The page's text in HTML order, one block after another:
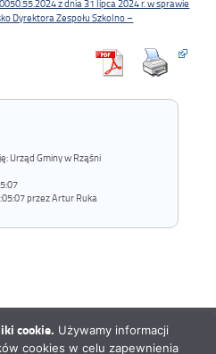
z dnia 31 lipca 2024 r. w sprawie
Dyrektora Zespołu Szkolno –
Urząd Gminy w Rząśni
przez Artur Ruka
cookie. Używamy informacji
cookies w celu zapewnienia